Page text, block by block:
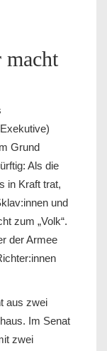
macht
Grund
Als die
in Kraft trat,
und
zum „Volk“.
der Armee
aus zwei
Im Senat
zwei